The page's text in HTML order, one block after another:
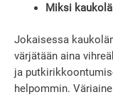
Miksi
Jokaisessa
värjätään aina
ja
helpommin.